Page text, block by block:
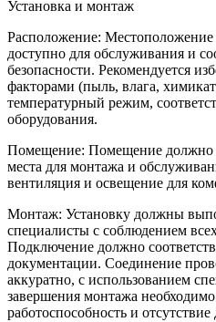
Установка и монтаж
Расположение:
доступно для обслуживания и
безопасности. Рекомендуется
факторами (пыль, влага,
температурный режим,
оборудования.
Помещение: Помещение должно
места для монтажа и
вентиляция и освещение для
Монтаж: Установку должны
специалисты с соблюдением
Подключение должно
документации. Соединение
аккуратно, с использованием
завершения монтажа
работоспособность и отсутствие